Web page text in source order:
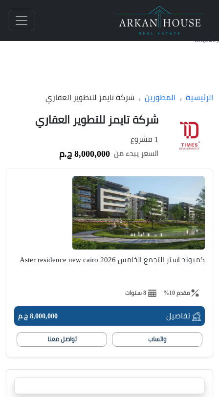
الرئيسية المطورين شركة تايمز للتطوير العقاري
شركة تايمز للتطوير العقاري
1 مشروع
السعر يبدء من 8,000,000 ج.م
كمبوند استر التجمع الخامس Aster residence new cairo 2026
مقدم 10% 8 سنوات
تفاصيل 8,000,000 ج.م
واتساب تواصل معنا